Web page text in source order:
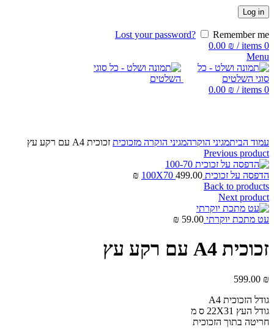
Log in
Lost your password?
Remember me
0
items
/
0.00 ₪
Menu
0
items
/
0.00 ₪
עמוד הביתמגיני הוקרהמגיני הוקרה מזכוכית זכוכית A4 עם רקע עץ
Previous product
הדפסה על זכוכית 100X70 499.00
₪
Back to products
Next product
עט מתכת יוקרתי 59.00
₪
זכוכית A4 עם רקע עץ
599.00 ₪
גודל הזכוכית A4
גודל העץ 22X31 ס מ
חריטה בתוך הזכוכית